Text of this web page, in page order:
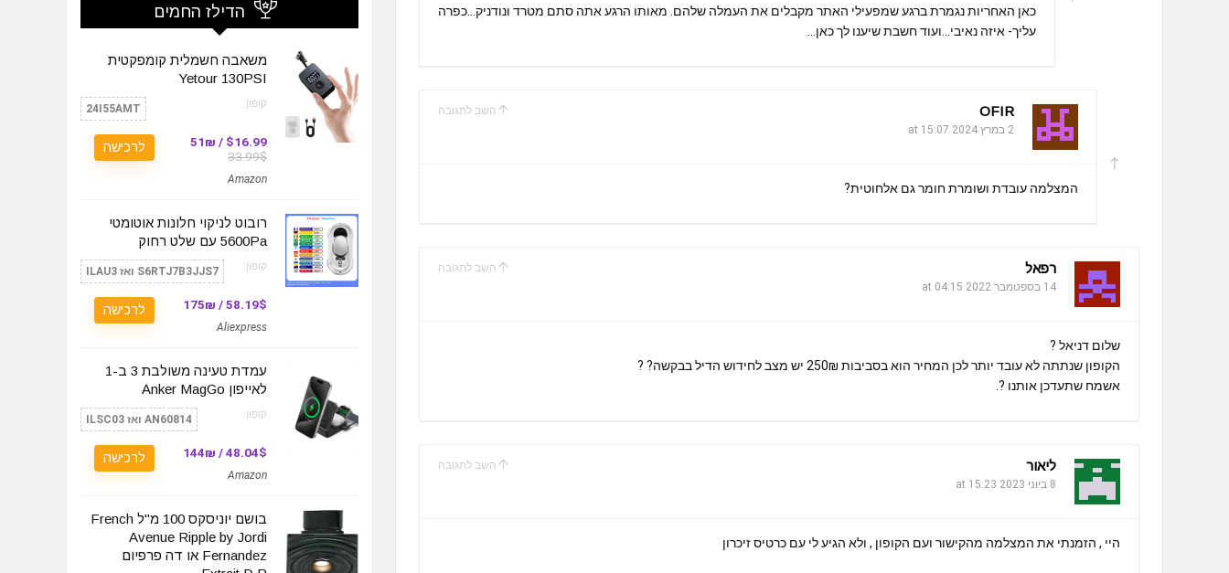
כאן האחריות נגמרת ברגע שמפעילי האתר מקבלים את העמלה שלהם. מאותו הרגע אתה סתם מטרד ונודניק…כפרה
עליך- איזה נאיבי…ועוד חשבת שיענו לך כאן…
השב לתגובה OFIR
2 במרץ 2024 at 15:07
המצלמה עובדת ושומרת חומר גם אלחוטית?
השב לתגובה רפאל
14 בספטמבר 2022 at 04:15
שלום דניאל ?
הקופון שנתתה לא עובד יותר לכן המחיר הוא בסביבות 250₪ יש מצב לחידוש הדיל בבקשה? ?
אשמח שתעדכן אותנו ?.
השב לתגובה ליאור
8 ביוני 2023 at 15:23
היי , הזמנתי את המצלמה מהקישור ועם הקופון , ולא הגיע לי עם כרטיס זיכרון
הדילז החמים
משאבה חשמלית קומפקטית
Yetour 130PSI
קופון: 24I55AMT
$16.99 / 51₪
33.99$
Amazon
לרכישה
רובוט לניקוי חלונות אוטומטי
5600Pa עם שלט רחוק
קופון: S6RTJ7B3JJS7 ואז ILAU3
58.19$ / 175₪
Aliexpress
לרכישה
עמדת טעינה משולבת 3 ב-1
לאייפון Anker MagGo
קופון: AN60814 ואז ILSC03
48.04$ / 144₪
Amazon
לרכישה
בושם יוניסקס 100 מ"ל French
Avenue Ripple by Jordi
Fernandez או דה פרפיום